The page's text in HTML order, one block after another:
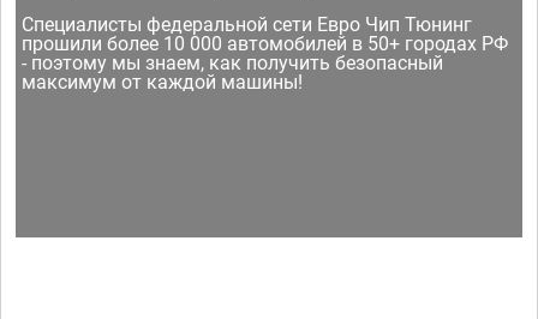
Специалисты федеральной сети Евро Чип Тюнинг
прошили более 10 000 автомобилей в 50+ городах РФ
- поэтому мы знаем, как получить безопасный
максимум от каждой машины!